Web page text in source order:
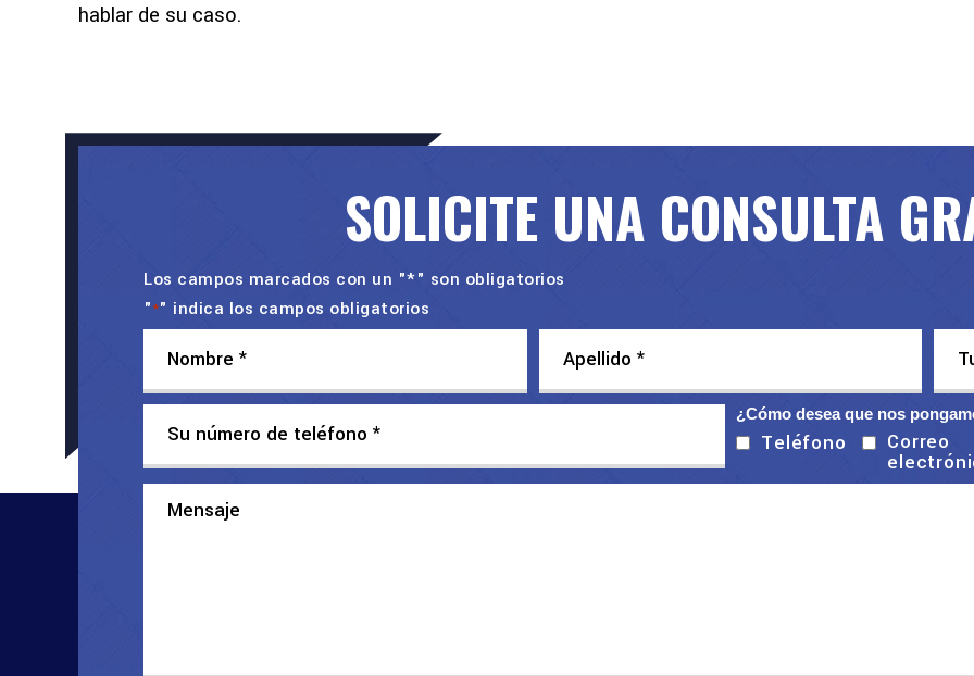
hablar de su caso.
SOLICITE UNA CONSULTA
Los campos marcados con un "*" son obligatorios
"*" indica los campos obligatorios
¿Cómo desea que nos
Teléfono Correo